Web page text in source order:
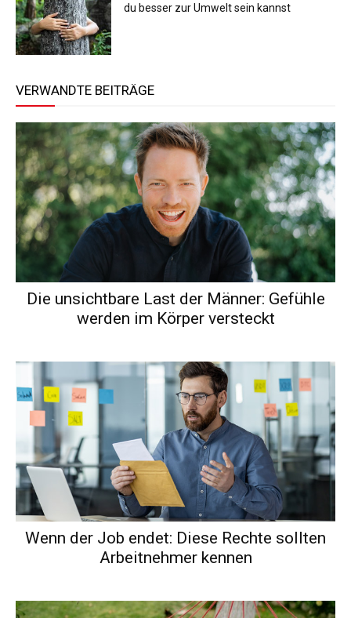
du besser zur Umwelt sein kannst
VERWANDTE BEITRÄGE
Die unsichtbare Last der Männer: Gefühle
werden im Körper versteckt
Wenn der Job endet: Diese Rechte sollten
Arbeitnehmer kennen